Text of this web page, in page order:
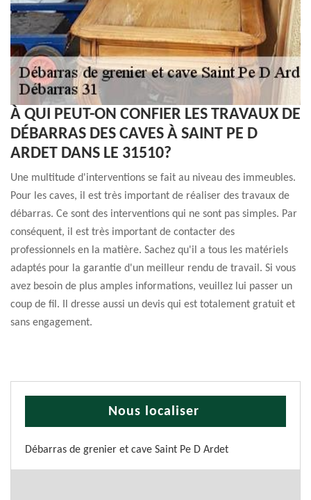
À QUI PEUT-ON CONFIER LES TRAVAUX DE
DÉBARRAS DES CAVES À SAINT PE D
ARDET DANS LE 31510?
Une multitude d'interventions se fait au niveau des immeubles.
Pour les caves, il est très important de réaliser des travaux de
débarras. Ce sont des interventions qui ne sont pas simples. Par
conséquent, il est très important de contacter des
professionnels en la matière. Sachez qu'il a tous les matériels
adaptés pour la garantie d'un meilleur rendu de travail. Si vous
avez besoin de plus amples informations, veuillez lui passer un
coup de fil. Il dresse aussi un devis qui est totalement gratuit et
sans engagement.
Nous localiser
Débarras de grenier et cave Saint Pe D Ardet